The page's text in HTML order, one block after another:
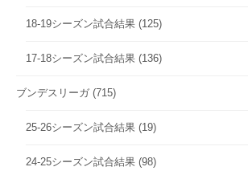
18-19シーズン試合結果 (125)
17-18シーズン試合結果 (136)
ブンデスリーガ (715)
25-26シーズン試合結果 (19)
24-25シーズン試合結果 (98)